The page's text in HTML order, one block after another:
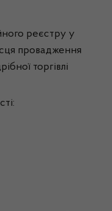
реєстру у
провадження
торгівлі